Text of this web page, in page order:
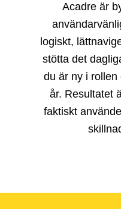
Acadre är
logiskt,
stötta det
du är ny i rollen
år. Resultatet
faktiskt